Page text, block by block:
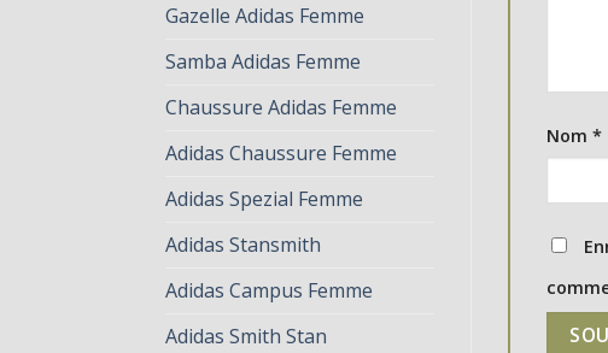
Gazelle Adidas Femme
Samba Adidas Femme
Chaussure Adidas Femme
Adidas Chaussure Femme
Adidas Spezial Femme
Adidas Stansmith
Adidas Campus Femme
Adidas Smith Stan
Nom *